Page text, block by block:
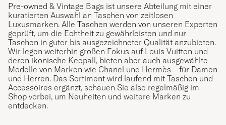
Pre-owned & Vintage Bags ist unsere Abteilung mit einer
kuratierten Auswahl an Taschen von zeitlosen
Luxusmarken. Alle Taschen werden von unseren Experten
geprüft, um die Echtheit zu gewährleisten und nur
Taschen in guter bis ausgezeichneter Qualität anzubieten.
Wir legen weiterhin großen Fokus auf Louis Vuitton und
deren ikonische Keepall, bieten aber auch ausgewählte
Modelle von Marken wie Chanel und Hermès – für Damen
und Herren. Das Sortiment wird laufend mit Taschen und
Accessoires ergänzt, schauen Sie also regelmäßig im
Shop vorbei, um Neuheiten und weitere Marken zu
entdecken.